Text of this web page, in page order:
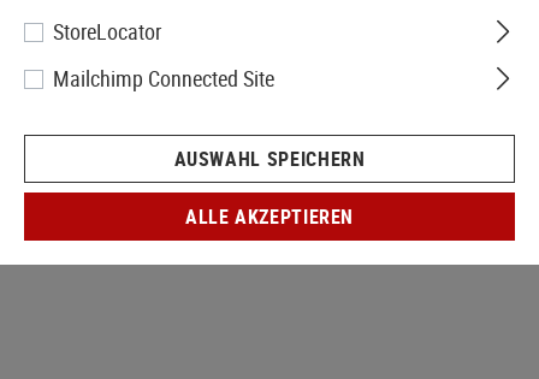
StoreLocator
Mailchimp Connected Site
AUSWAHL SPEICHERN
ALLE AKZEPTIEREN